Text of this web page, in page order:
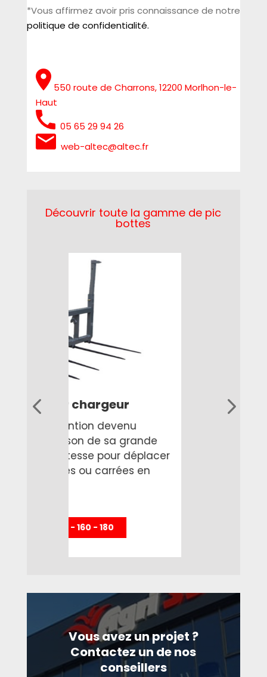
*Vous affirmez avoir pris connaissance de notre
politique de confidentialité.
550 route de Charrons, 12200 Morlhon-le-
Haut
05 65 29 94 26
web-altec@altec.fr
Découvrir toute la gamme de pic
bottes
Pic balle rondes
Spécialement conçu pour un
attelage sur le 3 points de votre
tracteur, le PIC 200² permet la prise
simultanée de 4 balles rondes.
Vous avez un projet ?
Contactez un de nos
conseillers